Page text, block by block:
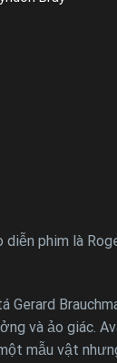
phim là
và ảo giác.
mẫu vật